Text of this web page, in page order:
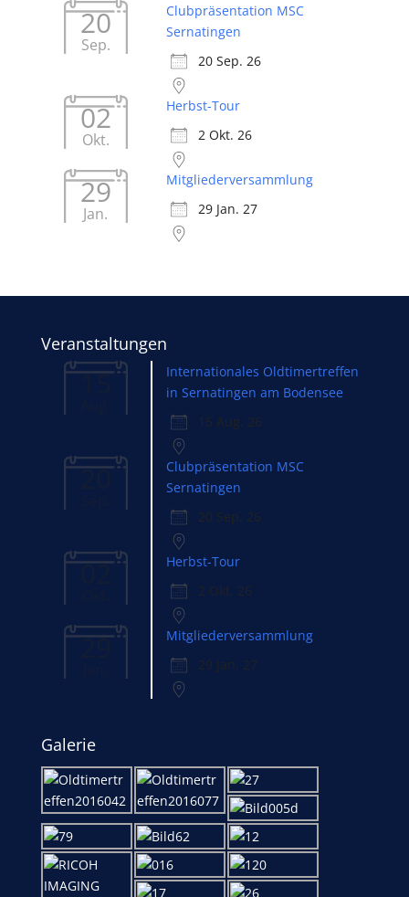
20
Sep.
Clubpräsentation MSC
Sernatingen
20 Sep. 26
02
Okt.
Herbst-Tour
2 Okt. 26
29
Jan.
Mitgliederversammlung
29 Jan. 27
Veranstaltungen
15
Internationales Oldtimertreffen
in Sernatingen am Bodensee
15 Aug. 26
20
Clubpräsentation MSC
Sernatingen
20 Sep. 26
02
Herbst-Tour
2 Okt. 26
29
Mitgliederversammlung
29 Jan. 27
Galerie